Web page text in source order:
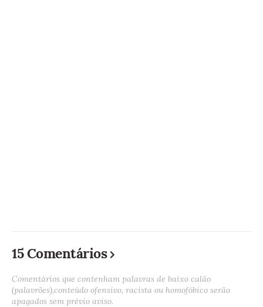
15 Comentários
Comentários que contenham palavras de baixo calão
(palavrões),conteúdo ofensivo, racista ou homofóbico serão
apagados sem prévio aviso.